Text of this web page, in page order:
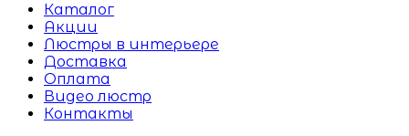
Каталог
Акции
Люстры в интерьере
Доставка
Оплата
Видео люстр
Контакты